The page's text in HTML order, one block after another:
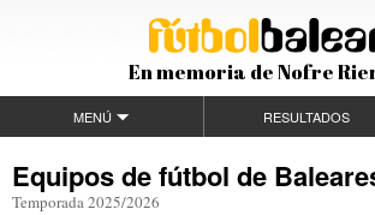
En memoria de Nofre
MENÚ RESULTADOS
Equipos de fútbol de
Temporada 2025/2026